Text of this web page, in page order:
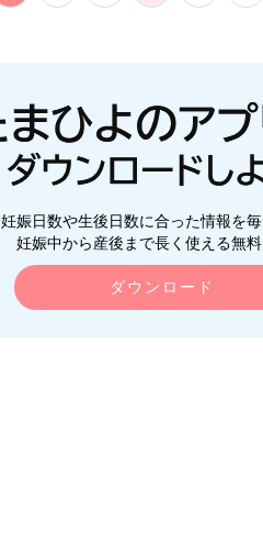
妊娠日数や生後日数に合った情報を
妊娠中から産後まで長く使える無
ダウンロード